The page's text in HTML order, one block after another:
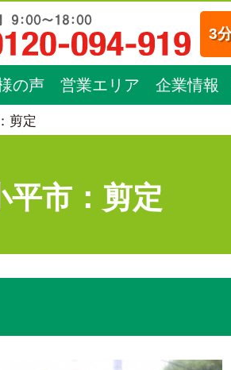
3
の声 営業エリア 企業情報
剪定
平市：剪定